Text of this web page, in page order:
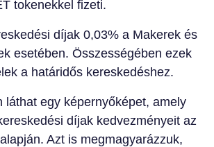
tokenekkel fizeti.
díjak 0,03% a Makerek és
esetében. Összességében ezek
a határidős kereskedéshez.
láthat egy képernyőképet, amely
díjak kedvezményeit az
Azt is megmagyarázzuk,